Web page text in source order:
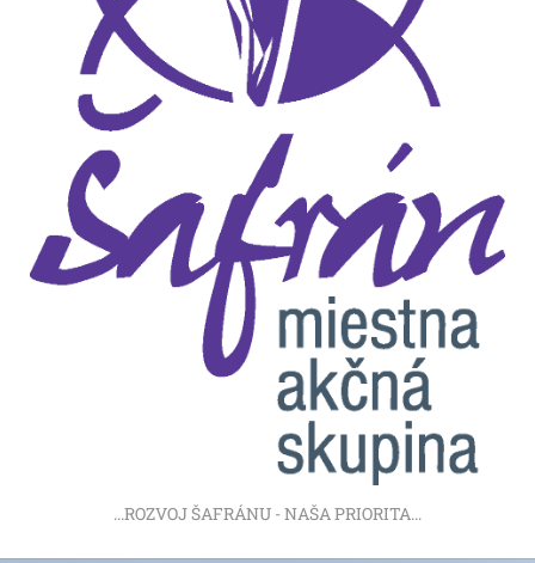
...ROZVOJ ŠAFRÁNU - NAŠA PRIORITA...